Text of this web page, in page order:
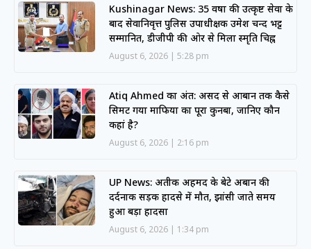
Kushinagar News: 35 वर्षों की उत्कृष्ट सेवा के
बाद सेवानिवृत्त पुलिस उपाधीक्षक उमेश चन्द भट्ट
सम्मानित, डीजीपी की ओर से मिला स्मृति चिह्न
August 6, 2026 5:28 pm
Atiq Ahmed का अंत: असद से आबान तक कैसे
सिमट गया माफिया का पूरा कुनबा, जानिए कौन
कहां है?
August 6, 2026 2:16 pm
UP News: अतीक अहमद के बेटे अबान की
दर्दनाक सड़क हादसे में मौत, झांसी जाते समय
हुआ बड़ा हादसा
August 6, 2026 1:34 pm